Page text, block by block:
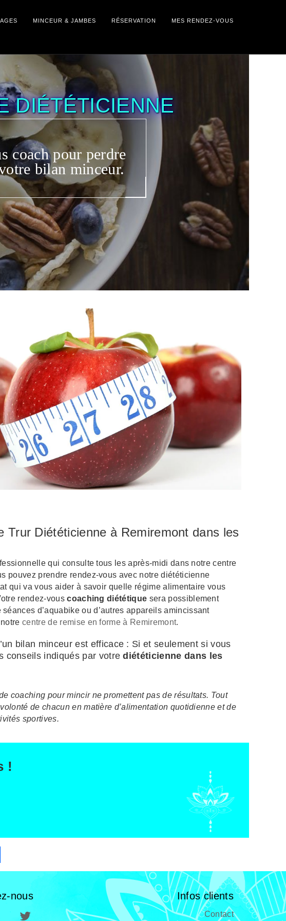
MINCEUR & JAMBES RÉSERVATION MES RENDEZ-VOUS
DIÉTÉTICIENNE
coach pour perdre
bilan minceur.
Trur Diététicienne à Remiremont dans les
qui consulte tous les après-midi dans notre centre
pouvez prendre rendez-vous avec notre diététicienne
qui va vous aider à savoir quelle régime alimentaire vous
rendez-vouscoaching diététique sera possiblement
séances d’aquabike ou d’autres appareils amincissant
notrecentre de remise en forme à Remiremont.
bilan minceur est efficace : Si et seulement si vous
conseils indiqués par votrediététicienne dans les
coaching pour mincir ne promettent pas de résultats. Tout
de chacun en matière d’alimentation quotidienne et de
sportives.
!
nous Infos clients
Contact